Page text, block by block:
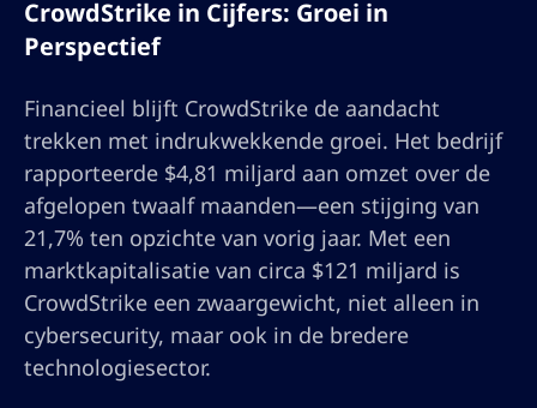
CrowdStrike in Cijfers: Groei in
Perspectief
Financieel blijft CrowdStrike de aandacht
trekken met indrukwekkende groei. Het bedrijf
rapporteerde $4,81 miljard aan omzet over de
afgelopen twaalf maanden—een stijging van
21,7% ten opzichte van vorig jaar. Met een
marktkapitalisatie van circa $121 miljard is
CrowdStrike een zwaargewicht, niet alleen in
cybersecurity, maar ook in de bredere
technologiesector.